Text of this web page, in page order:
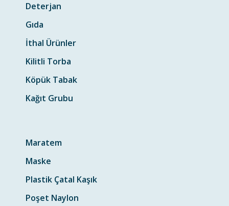
Deterjan
Gıda
İthal Ürünler
Kilitli Torba
Köpük Tabak
Kağıt Grubu
Maratem
Maske
Plastik Çatal Kaşık
Poşet Naylon